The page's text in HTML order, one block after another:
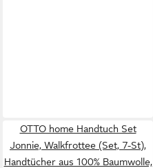
OTTO home Handtuch Set
Jonnie, Walkfrottee (Set, 7-St),
Handtücher aus 100% Baumwolle,